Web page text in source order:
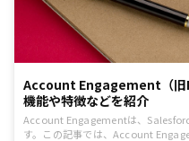
Account Engagement（旧
機能や特徴などを紹介
Account Engagementは、
す。この記事では、Account